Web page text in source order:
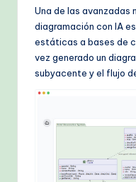
Una de las avanzadas
diagramación con IA
estáticas a bases de
vez generado un
subyacente y el flujo